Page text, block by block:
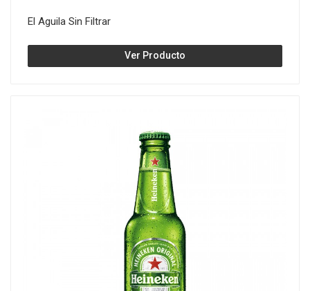
El Aguila Sin Filtrar
Ver Producto